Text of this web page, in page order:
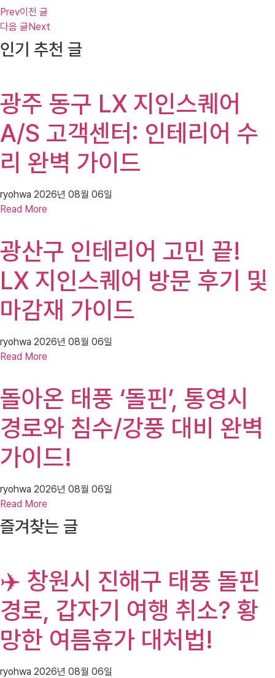
Prev이전 글
다음 글Next
인기 추천 글
광주 동구 LX 지인스퀘어
A/S 고객센터: 인테리어 수
리 완벽 가이드
ryohwa 2026년 08월 06일
Read More
광산구 인테리어 고민 끝!
LX 지인스퀘어 방문 후기 및
마감재 가이드
ryohwa 2026년 08월 06일
Read More
돌아온 태풍 ‘돌핀’, 통영시
경로와 침수/강풍 대비 완벽
가이드!
ryohwa 2026년 08월 06일
Read More
즐겨찾는 글
✈️ 창원시 진해구 태풍 돌핀
경로, 갑자기 여행 취소? 황
망한 여름휴가 대처법!
ryohwa 2026년 08월 06일